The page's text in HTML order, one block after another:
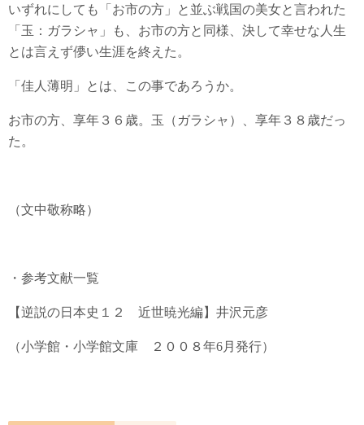
いずれにしても「お市の方」と並ぶ戦国の美女と言われた
「玉：ガラシャ」も、お市の方と同様、決して幸せな人生
とは言えず儚い生涯を終えた。
「佳人薄明」とは、この事であろうか。
お市の方、享年３６歳。玉（ガラシャ）、享年３８歳だっ
た。
（文中敬称略）
・参考文献一覧
【逆説の日本史１２ 近世暁光編】井沢元彦
（小学館・小学館文庫 ２００８年6月発行）